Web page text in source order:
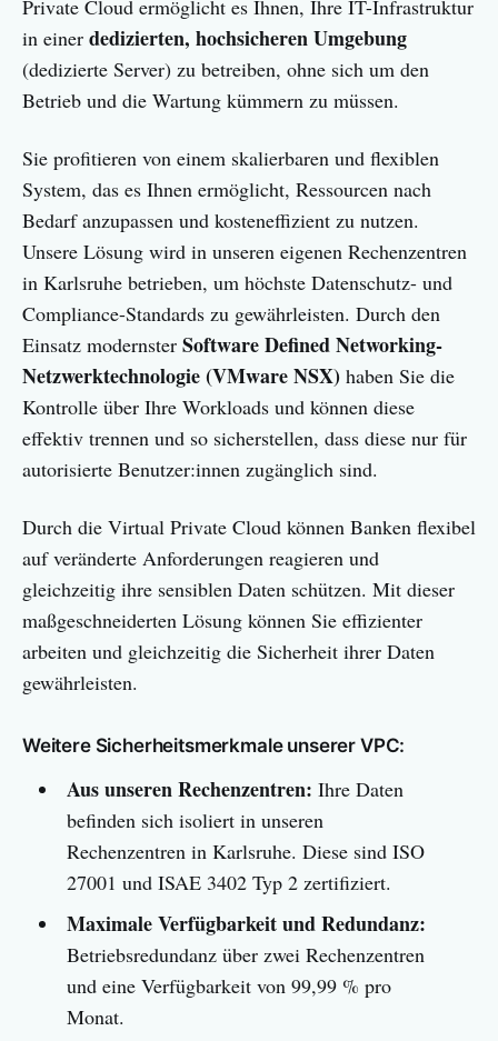
Private Cloud ermöglicht es Ihnen, Ihre IT-Infrastruktur
in einer dedizierten, hochsicheren Umgebung
(dedizierte Server) zu betreiben, ohne sich um den
Betrieb und die Wartung kümmern zu müssen.
Sie profitieren von einem skalierbaren und flexiblen
System, das es Ihnen ermöglicht, Ressourcen nach
Bedarf anzupassen und kosteneffizient zu nutzen.
Unsere Lösung wird in unseren eigenen Rechenzentren
in Karlsruhe betrieben, um höchste Datenschutz- und
Compliance-Standards zu gewährleisten. Durch den
Einsatz modernster Software Defined Networking-
Netzwerktechnologie (VMware NSX) haben Sie die
Kontrolle über Ihre Workloads und können diese
effektiv trennen und so sicherstellen, dass diese nur für
autorisierte Benutzer:innen zugänglich sind.
Durch die Virtual Private Cloud können Banken flexibel
auf veränderte Anforderungen reagieren und
gleichzeitig ihre sensiblen Daten schützen. Mit dieser
maßgeschneiderten Lösung können Sie effizienter
arbeiten und gleichzeitig die Sicherheit ihrer Daten
gewährleisten.
Weitere Sicherheitsmerkmale unserer VPC:
Aus unseren Rechenzentren: Ihre Daten
befinden sich isoliert in unseren
Rechenzentren in Karlsruhe. Diese sind ISO
27001 und ISAE 3402 Typ 2 zertifiziert.
Maximale Verfügbarkeit und Redundanz:
Betriebsredundanz über zwei Rechenzentren
und eine Verfügbarkeit von 99,99 % pro
Monat.